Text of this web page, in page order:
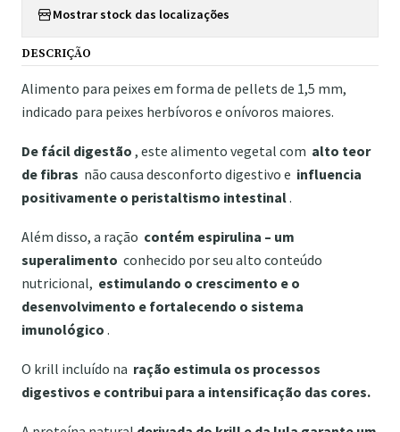
Mostrar stock das localizações
DESCRIÇÃO
Alimento para peixes em forma de pellets de 1,5 mm,
indicado para peixes herbívoros e onívoros maiores.
De fácil digestão , este alimento vegetal com alto teor
de fibras não causa desconforto digestivo e influencia
positivamente o peristaltismo intestinal.
Além disso, a ração contém espirulina – um
superalimento conhecido por seu alto conteúdo
nutricional, estimulando o crescimento e o
desenvolvimento e fortalecendo o sistema
imunológico .
O krill incluído na ração estimula os processos
digestivos e contribui para a intensificação das cores.